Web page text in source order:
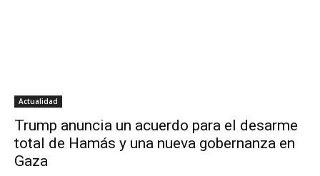
Actualidad
Trump anuncia un acuerdo para el desarme
total de Hamás y una nueva gobernanza en
Gaza